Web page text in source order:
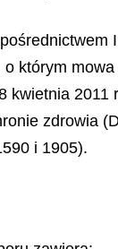
o którym
kwietnia 2011
zdrowia
i 1905).